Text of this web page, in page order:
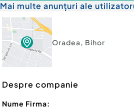
Mai multe anunțuri ale
Oradea, Bihor
Despre companie
Nume Firma: